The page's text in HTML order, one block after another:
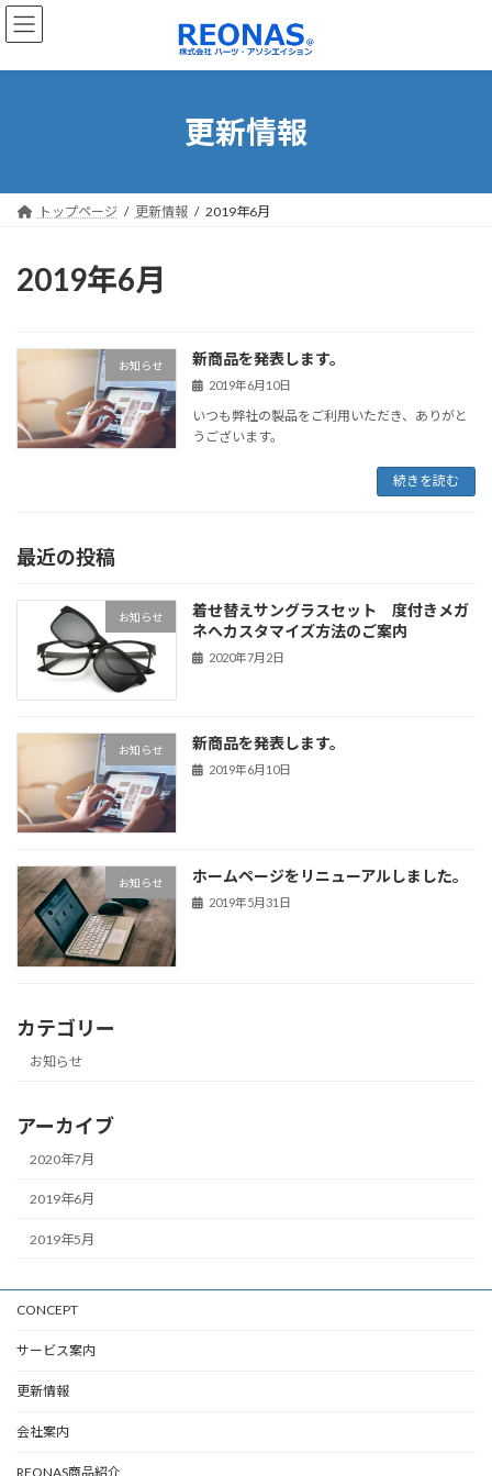
コ
ン
ン
ナ
ビ
ー
更新情報
トップページ 更新情報 2019年6月
2019年6月
お知らせ 新商品を発表します。
2019年6月10日
いつも弊社の製品をご利用いただき、ありがと
うございます。
続きを読む
最近の投稿
お知らせ
着せ替えサングラスセット 度付きメガ
ネへカスタマイズ方法のご案内
2020年7月2日
お知らせ 新商品を発表します。
2019年6月10日
お知らせ ホームページをリニューアルしました。
2019年5月31日
カテゴリー
お知らせ
アーカイブ
2020年7月
2019年6月
2019年5月
CONCEPT
サービス案内
更新情報
会社案内
REONAS商品紹介